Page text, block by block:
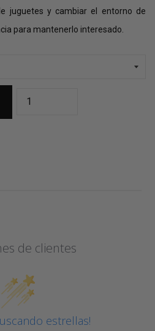
juguetes y cambiar el entorno de
para mantenerlo interesado.
de clientes
estrellas!